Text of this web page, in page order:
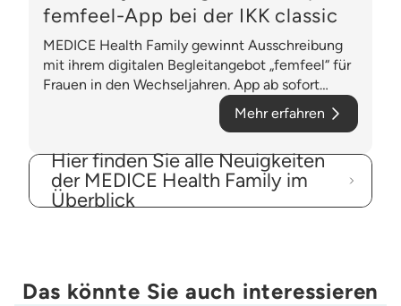
Gesundheitslösungen
femfeel-App bei der IKK classic
MEDICE Health Family gewinnt Ausschreibung
mit ihrem digitalen Begleitangebot „femfeel“ für
Frauen in den Wechseljahren. App ab sofort
kostenfrei für Versicherte der IKK classic von 35
Mehr erfahren
Hier finden Sie alle Neuigkeiten
der MEDICE Health Family im
Überblick
Das könnte Sie auch interessieren